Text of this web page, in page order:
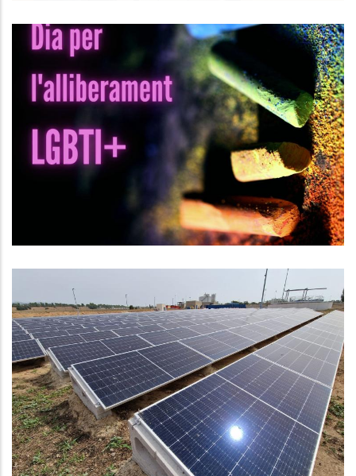
El Proper Dimecres 28 De Juny És
El Dia Per L'alliberament LGBTI+
S. socials
Jornada De Portes Obertes A La
Depuradora Comarcal
Medi